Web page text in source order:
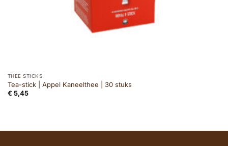
THEE STICKS
Tea-stick | Appel Kaneelthee | 30 stuks
€ 5,45